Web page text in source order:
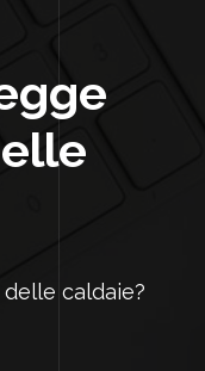
caldaie?